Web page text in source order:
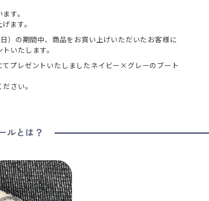
す。
ます。
）の期間中、商品をお買い上げいただいたお客様に
いたします。
プレゼントいたしましたネイビー×グレーのブート
さい。
ルとは？